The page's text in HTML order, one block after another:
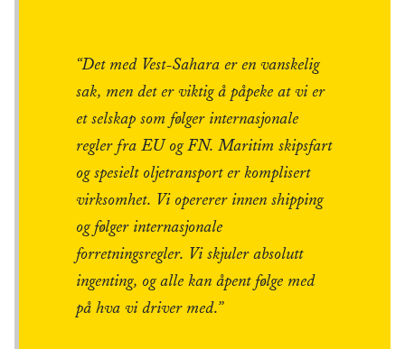
“Det med Vest-Sahara er en vanskelig
sak, men det er viktig å påpeke at vi er
et selskap som følger internasjonale
regler fra EU og FN. Maritim skipsfart
og spesielt oljetransport er komplisert
virksomhet. Vi opererer innen shipping
og følger internasjonale
forretningsregler. Vi skjuler absolutt
ingenting, og alle kan åpent følge med
på hva vi driver med.”